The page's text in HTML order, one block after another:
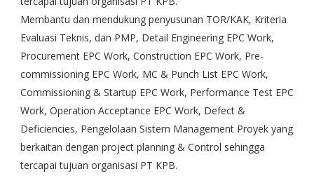
Membantu dan mendukung penyusunan TOR/KAK, Kriteria
Evaluasi Teknis, dan PMP, Detail Engineering EPC Work,
Procurement EPC Work, Construction EPC Work, Pre-
commissioning EPC Work, MC & Punch List EPC Work,
Commissioning & Startup EPC Work, Performance Test EPC
Work, Operation Acceptance EPC Work, Defect &
Deficiencies, Pengelolaan Sistem Management Proyek yang
berkaitan dengan project planning & Control sehingga
tercapai tujuan organisasi PT KPB.